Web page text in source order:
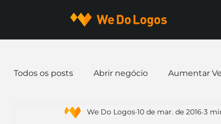
Todos os posts Abrir negócio Aumentar
Dicas de Marketing Email marketing
We Do Logos 10 de mar. de 2016 3